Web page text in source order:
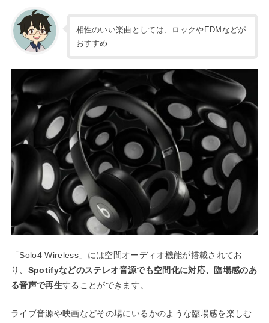
相性のいい楽曲としては、ロックやEDMなどが
おすすめ
「Solo4 Wireless」には空間オーディオ機能が搭載されてお
り、 Spotifyなどのステレオ音源でも空間化に対応、臨場感のあ
る音声で再生することができます。
ライブ音源や映画などその場にいるかのような臨場感を楽しむ